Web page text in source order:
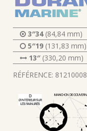
3″34(84,84 mm)
5″19 (131,83 mm)
13″ (330,20 mm)
RÉFÉRENCE: